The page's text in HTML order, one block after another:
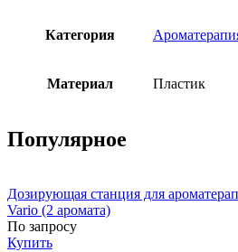
Категория
Материал Пластик
Популярное
Дозирующая станция для
Vario (2 аромата)
По запросу
Купить